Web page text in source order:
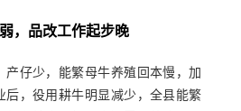
，品改工作起步晚
产仔少，能繁母牛养殖回本慢，加
后，役用耕牛明显减少，全县能繁